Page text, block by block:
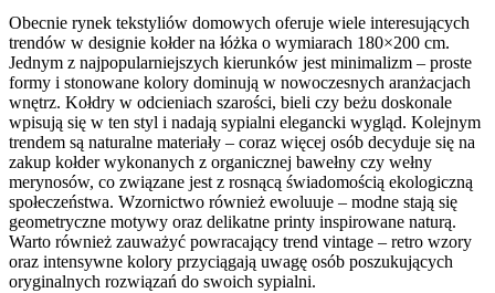
Obecnie rynek tekstyliów domowych oferuje wiele interesujących
trendów w designie kołder na łóżka o wymiarach 180×200 cm.
Jednym z najpopularniejszych kierunków jest minimalizm – proste
formy i stonowane kolory dominują w nowoczesnych aranżacjach
wnętrz. Kołdry w odcieniach szarości, bieli czy beżu doskonale
wpisują się w ten styl i nadają sypialni elegancki wygląd. Kolejnym
trendem są naturalne materiały – coraz więcej osób decyduje się na
zakup kołder wykonanych z organicznej bawełny czy wełny
merynosów, co związane jest z rosnącą świadomością ekologiczną
społeczeństwa. Wzornictwo również ewoluuje – modne stają się
geometryczne motywy oraz delikatne printy inspirowane naturą.
Warto również zauważyć powracający trend vintage – retro wzory
oraz intensywne kolory przyciągają uwagę osób poszukujących
oryginalnych rozwiązań do swoich sypialni.